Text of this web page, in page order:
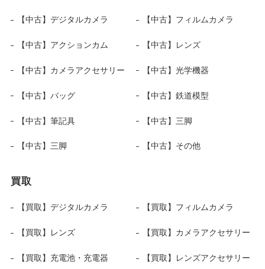
【中古】デジタルカメラ 【中古】フィルムカメラ
【中古】アクションカム 【中古】レンズ
【中古】カメラアクセサリー 【中古】光学機器
【中古】バッグ 【中古】鉄道模型
【中古】筆記具 【中古】三脚
【中古】三脚 【中古】その他
買取
【買取】デジタルカメラ 【買取】フィルムカメラ
【買取】レンズ 【買取】カメラアクセサリー
【買取】充電池・充電器 【買取】レンズアクセサリー